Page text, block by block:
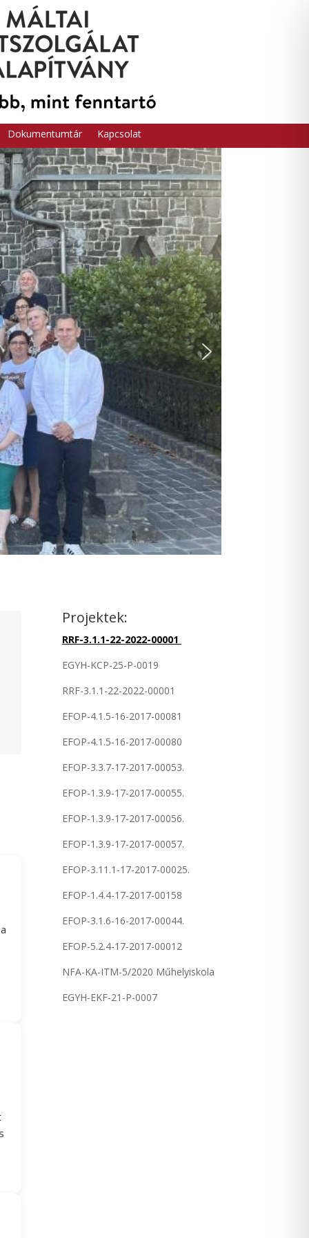
Dokumentumtár Kapcsolat
Projektek:
RRF-3.1.1-22-2022-00001
EGYH-KCP-25-P-0019
RRF-3.1.1-22-2022-00001
EFOP-4.1.5-16-2017-00081
EFOP-4.1.5-16-2017-00080
EFOP-3.3.7-17-2017-00053.
EFOP-1.3.9-17-2017-00055.
EFOP-1.3.9-17-2017-00056.
EFOP-1.3.9-17-2017-00057.
EFOP-3.11.1-17-2017-00025.
EFOP-1.4.4-17-2017-00158
EFOP-3.1.6-16-2017-00044.
EFOP-5.2.4-17-2017-00012
NFA-KA-ITM-5/2020 Műhelyiskola
EGYH-EKF-21-P-0007